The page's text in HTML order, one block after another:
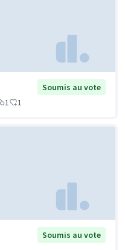
Soumis au vote
1 1
Soumis au vote